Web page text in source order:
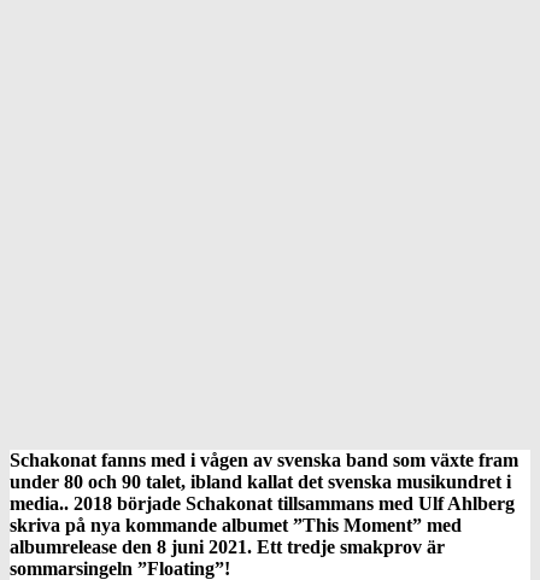
Schakonat fanns med i vågen av svenska band som växte fram
under 80 och 90 talet, ibland kallat det svenska musikundret i
media.. 2018 började Schakonat tillsammans med Ulf Ahlberg
skriva på nya kommande albumet ”This Moment” med
albumrelease den 8 juni 2021. Ett tredje smakprov är
sommarsingeln ”Floating”!